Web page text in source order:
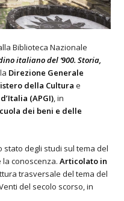
Biblioteca Nazionale
italiano del ‘900. Storia,
Direzione Generale
della Cultura e
(APGI), in
dei beni e delle
stato degli studi sul tema del
la conoscenza.Articolato in
trasversale del tema del
del secolo scorso, in